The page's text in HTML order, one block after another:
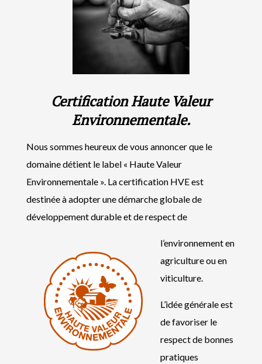
Certification Haute Valeur
Environnementale.
Nous sommes heureux de vous annoncer que le
domaine détient le label « Haute Valeur
Environnementale ». La certification HVE est
destinée à adopter une démarche globale de
développement durable et de respect de
l’environnement en
agriculture ou en
viticulture.
L’idée générale est
de favoriser le
respect de bonnes
pratiques